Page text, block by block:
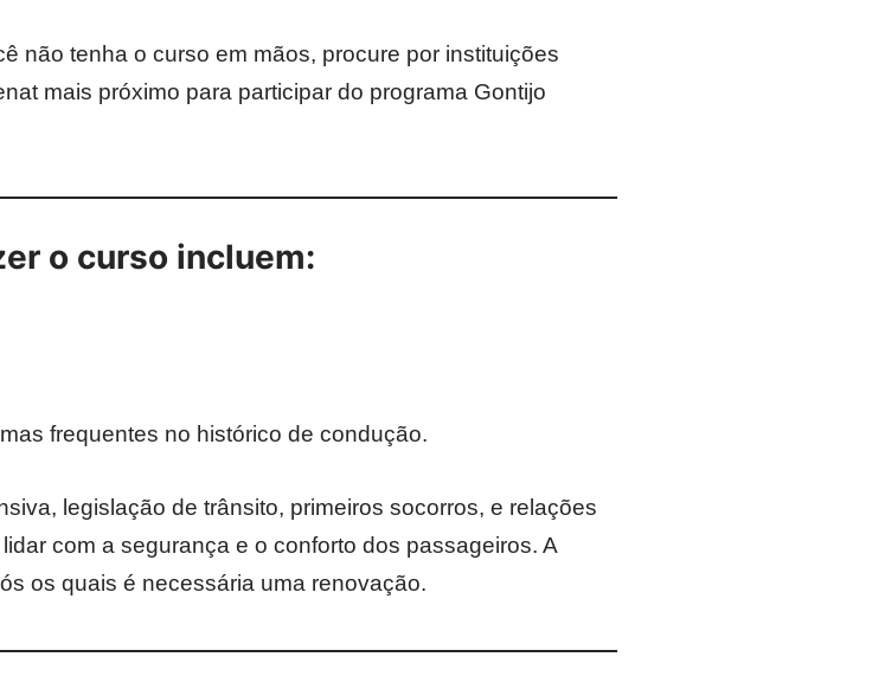
não tenha o curso em mãos, procure por instituições
mais próximo para participar do programa Gontijo
o curso incluem:
frequentes no histórico de condução.
legislação de trânsito, primeiros socorros, e relações
com a segurança e o conforto dos passageiros. A
os quais é necessária uma renovação.